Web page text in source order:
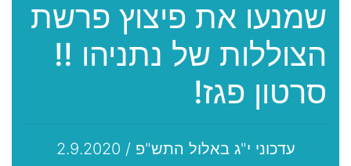
שמנעו את פיצוץ פרשת
הצוללות של נתניהו !!
סרטון פגז!
עדכוני י"ג באלול התש"פ / 2.9.2020